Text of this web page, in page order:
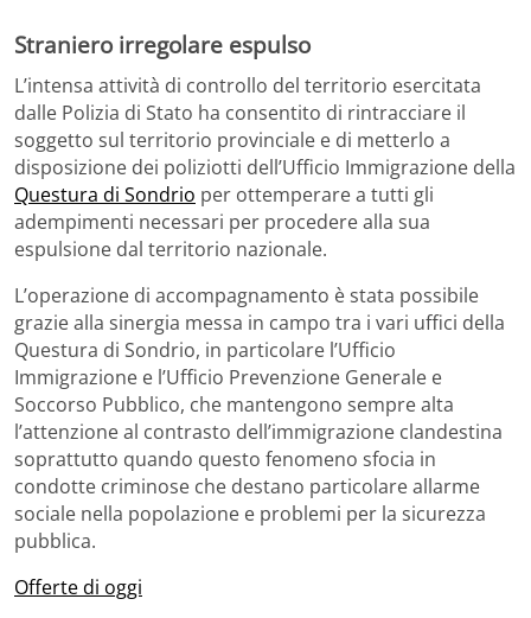
Straniero irregolare espulso
L’intensa attività di controllo del territorio esercitata
dalle Polizia di Stato ha consentito di rintracciare il
soggetto sul territorio provinciale e di metterlo a
disposizione dei poliziotti dell’Ufficio Immigrazione della
Questura di Sondrio per ottemperare a tutti gli
adempimenti necessari per procedere alla sua
espulsione dal territorio nazionale.
L’operazione di accompagnamento è stata possibile
grazie alla sinergia messa in campo tra i vari uffici della
Questura di Sondrio, in particolare l’Ufficio
Immigrazione e l’Ufficio Prevenzione Generale e
Soccorso Pubblico, che mantengono sempre alta
l’attenzione al contrasto dell’immigrazione clandestina
soprattutto quando questo fenomeno sfocia in
condotte criminose che destano particolare allarme
sociale nella popolazione e problemi per la sicurezza
pubblica.
Offerte di oggi